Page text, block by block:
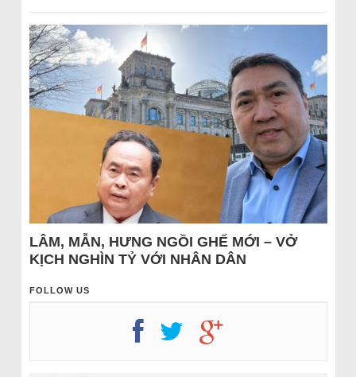
LÂM, MẪN, HƯNG NGỒI GHẾ MỚI – VỞ
KỊCH NGHÌN TỶ VỚI NHÂN DÂN
FOLLOW US